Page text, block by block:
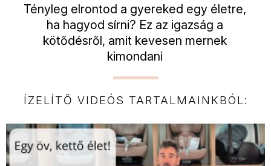
Tényleg elrontod a gyereked egy életre,
ha hagyod sírni? Ez az igazság a
kötődésről, amit kevesen mernek
kimondani
ÍZELÍTŐ VIDEÓS TARTALMAINKBÓL: